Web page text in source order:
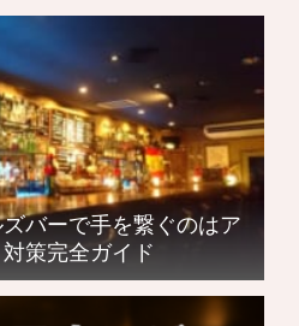
バーで手を繋ぐのはア
策完全ガイド